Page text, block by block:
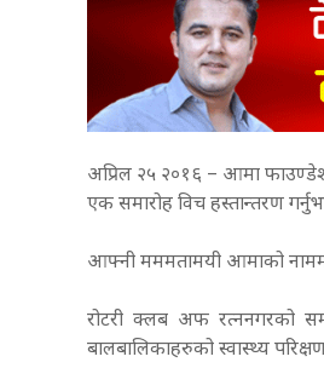
अप्रिल २५ २०१६ – आमा
एक समारोह विच हस्तान्तरण
आफ्नी मममतामयी आमाको
रोटरी क्लब अफ रत्ननगरको
बालबालिकाहरुको स्वास्थ्य